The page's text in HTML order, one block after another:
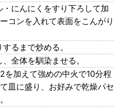
にんにくをすり下ろして加
コンを入れて表面をこんがり
るまで炒める。
全体を馴染ませる。
加えて強めの中火で10分程
皿に盛り、お好みで乾燥パセ